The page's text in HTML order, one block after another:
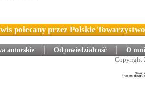
polecany przez Polskie
autorskie Odpowiedzialność
O
Copyright
Design
Free web design,